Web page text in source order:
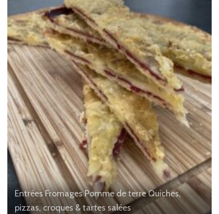
EntréesFromages Pomme de terreQuiches,
pizzas, croques & tartes salées